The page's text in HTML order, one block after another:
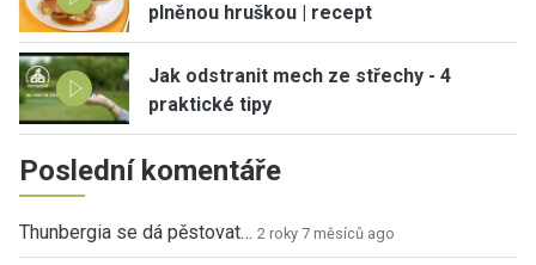
plněnou hruškou | recept
Jak odstranit mech ze střechy - 4
praktické tipy
Poslední komentáře
Thunbergia se dá pěstovat… 2 roky 7 měsíců ago